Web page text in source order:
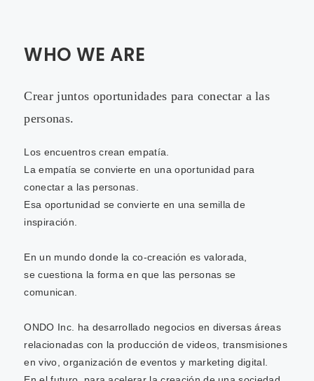
WHO WE ARE
Crear juntos oportunidades para conectar a las
personas.
Los encuentros crean empatía.
La empatía se convierte en una oportunidad para
conectar a las personas.
Esa oportunidad se convierte en una semilla de
inspiración.
En un mundo donde la co-creación es valorada,
se cuestiona la forma en que las personas se
comunican.
ONDO Inc. ha desarrollado negocios en diversas áreas
relacionadas con la producción de videos, transmisiones
en vivo, organización de eventos y marketing digital.